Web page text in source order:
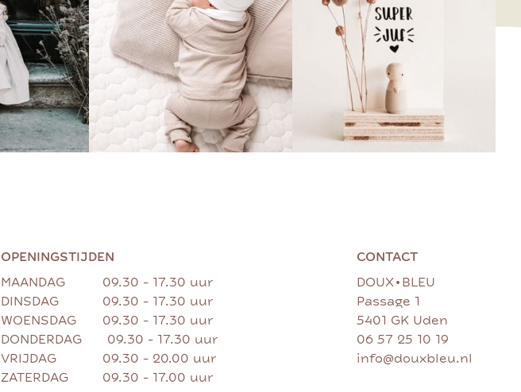
OPENINGSTIJDEN
MAANDAG
09.30 - 17.30 uur
DINSDAG
09.30 - 17.30 uur
WOENSDAG
09.30 - 17.30 uur
DONDERDAG
09.30 - 17.30 uur
VRIJDAG
09.30 - 20.00 uur
ZATERDAG
09.30 - 17.00 uur
CONTACT
DOUX • BLEU
Passage 1
5401 GK Uden
06 57 25 10 19
info@douxbleu.nl